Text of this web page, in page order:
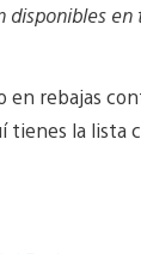
en
rebajas
tienes la lista